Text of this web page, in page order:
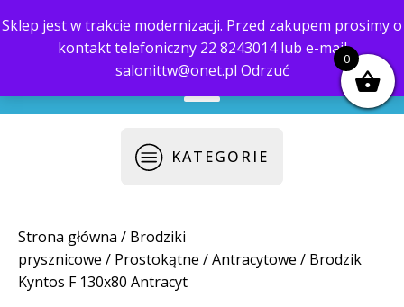
Sklep jest w trakcie modernizacji. Przed zakupem prosimy o
kontakt telefoniczny 22 8243014 lub e-mail
salonittw@onet.pl Odrzuć
biuro@saloni.pl 22 559-10-50
KATEGORIE
Strona główna / Brodziki
prysznicowe / Prostokątne /Antracytowe / Brodzik
Kyntos F 130x80 Antracyt
0